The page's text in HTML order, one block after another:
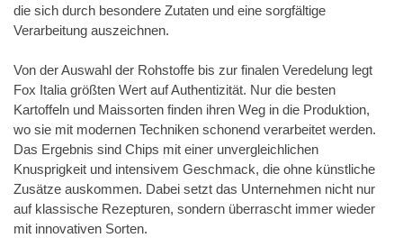
die sich durch besondere Zutaten und eine sorgfältige
Verarbeitung auszeichnen.
Von der Auswahl der Rohstoffe bis zur finalen Veredelung legt
Fox Italia größten Wert auf Authentizität. Nur die besten
Kartoffeln und Maissorten finden ihren Weg in die Produktion,
wo sie mit modernen Techniken schonend verarbeitet werden.
Das Ergebnis sind Chips mit einer unvergleichlichen
Knusprigkeit und intensivem Geschmack, die ohne künstliche
Zusätze auskommen. Dabei setzt das Unternehmen nicht nur
auf klassische Rezepturen, sondern überrascht immer wieder
mit innovativen Sorten.